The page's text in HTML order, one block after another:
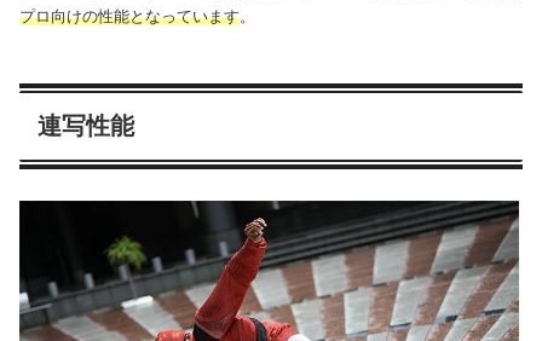
プロ向けの性能となっています。
連写性能